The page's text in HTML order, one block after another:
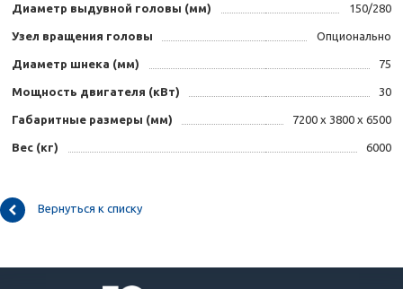
Диаметр выдувной головы (мм) 150/280
Узел вращения головы Опционально
Диаметр шнека (мм) 75
Мощность двигателя (кВт) 30
Габаритные размеры (мм) 7200 х 3800 х 6500
Вес (кг) 6000
Вернуться к списку